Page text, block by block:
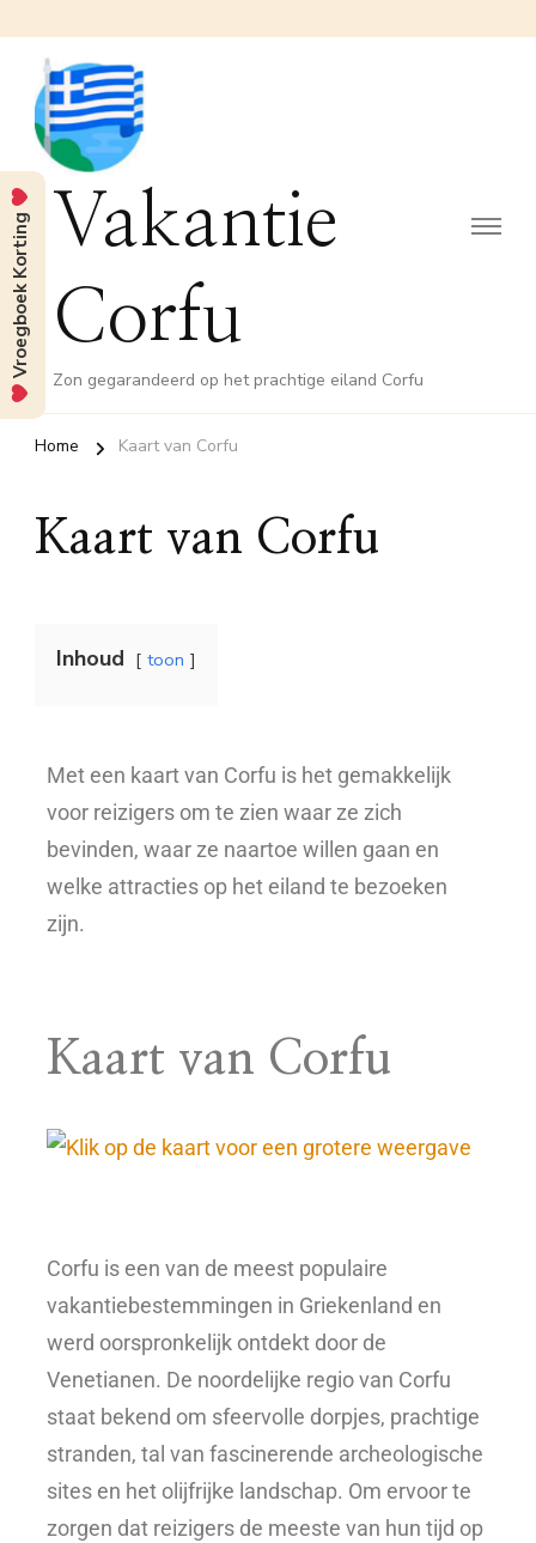
Vakantie
Corfu
Zon gegarandeerd op het prachtige eiland Corfu
Home Kaart van Corfu
Kaart van Corfu
Inhoud toon
Met een kaart van Corfu is het gemakkelijk
voor reizigers om te zien waar ze zich
bevinden, waar ze naartoe willen gaan en
welke attracties op het eiland te bezoeken
zijn.
Kaart van Corfu
Corfu is een van de meest populaire
vakantiebestemmingen in Griekenland en
werd oorspronkelijk ontdekt door de
Venetianen. De noordelijke regio van Corfu
staat bekend om sfeervolle dorpjes, prachtige
stranden, tal van fascinerende archeologische
sites en het olijfrijke landschap. Om ervoor te
zorgen dat reizigers de meeste van hun tijd op
Vroegboek Korting